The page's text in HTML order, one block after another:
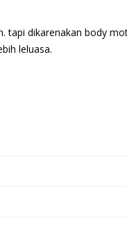
tapi dikarenakan body
leluasa.